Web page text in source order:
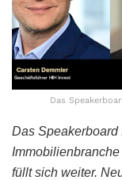
Das
Das Speakerboard
füllt sich weiter.